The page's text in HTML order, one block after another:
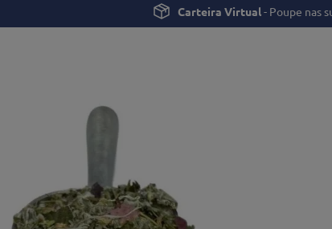
Carteira Virtual- Poupe nas